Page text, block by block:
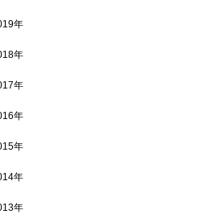
年
年
年
年
年
年
年